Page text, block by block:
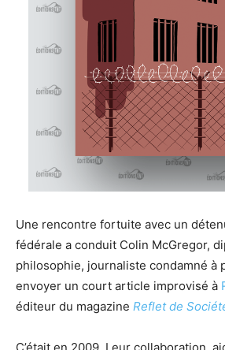
Une rencontre fortuite avec un
fédérale a conduit Colin McGregor,
philosophie, journaliste condamné à
envoyer un court article improvisé à
éditeur du magazine Reflet de
C’était en 2009. Leur collaboration,